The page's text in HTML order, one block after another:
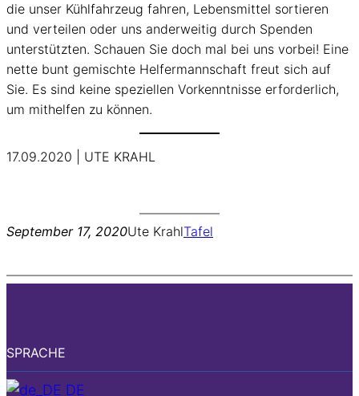
die unser Kühlfahrzeug fahren, Lebensmittel sortieren
und verteilen oder uns anderweitig durch Spenden
unterstützten. Schauen Sie doch mal bei uns vorbei! Eine
nette bunt gemischte Helfermannschaft freut sich auf
Sie. Es sind keine speziellen Vorkenntnisse erforderlich,
um mithelfen zu können.
17.09.2020 | UTE KRAHL
September 17, 2020Ute KrahlTafel
SPRACHE
DE